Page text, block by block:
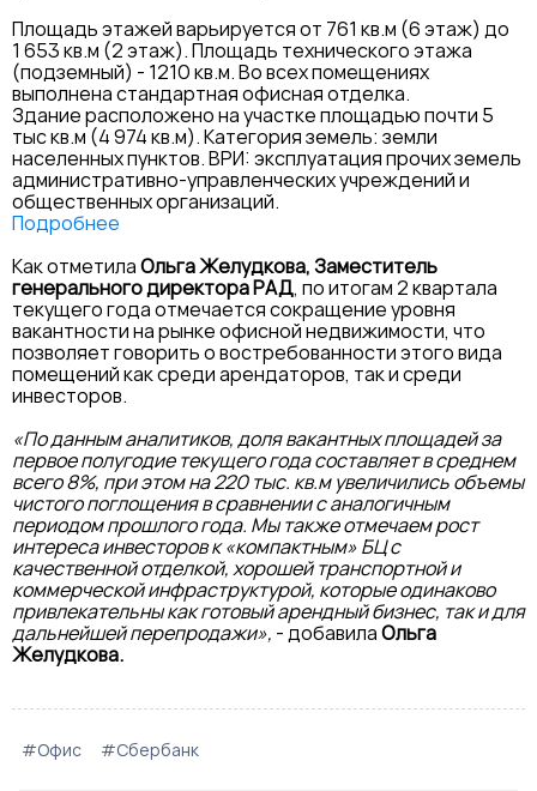
Площадь этажей варьируется от 761 кв.м (6 этаж) до
1 653 кв.м (2 этаж). Площадь технического этажа
(подземный) - 1210 кв.м. Во всех помещениях
выполнена стандартная офисная отделка.
Здание расположено на участке площадью почти 5
тыс кв.м (4 974 кв.м). Категория земель: земли
населенных пунктов. ВРИ: эксплуатация прочих земель
административно-управленческих учреждений и
общественных организаций.
Подробнее
Как отметилаОльга Желудкова, Заместитель
генерального директора РАД, по итогам 2 квартала
текущего года отмечается сокращение уровня
вакантности на рынке офисной недвижимости, что
позволяет говорить о востребованности этого вида
помещений как среди арендаторов, так и среди
инвесторов.
«По данным аналитиков, доля вакантных площадей за
первое полугодие текущего года составляет в среднем
всего 8%, при этом на 220 тыс. кв.м увеличились объемы
чистого поглощения в сравнении с аналогичным
периодом прошлого года. Мы также отмечаем рост
интереса инвесторов к «компактным» БЦ с
качественной отделкой, хорошей транспортной и
коммерческой инфраструктурой, которые одинаково
привлекательны как готовый арендный бизнес, так и для
дальнейшей перепродажи», - добавилаОльга
Желудкова.
#Офис #Сбербанк